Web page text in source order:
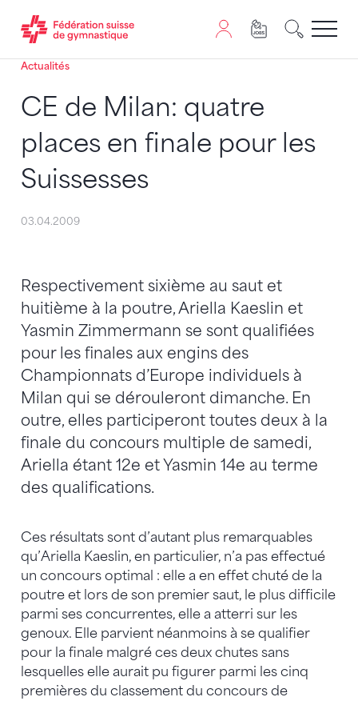
Passer au contenu
Naviguer vers le plan du siten
JavaScript est nécessaire pour naviguer sur ce site.
Actualités
CE de Milan: quatre
places en finale pour les
Suissesses
03.04.2009
Respectivement sixième au saut et
huitième à la poutre, Ariella Kaeslin et
Yasmin Zimmermann se sont qualifiées
pour les finales aux engins des
Championnats d’Europe individuels à
Milan qui se dérouleront dimanche. En
outre, elles participeront toutes deux à la
finale du concours multiple de samedi,
Ariella étant 12e et Yasmin 14e au terme
des qualifications.
Ces résultats sont d’autant plus remarquables
qu’Ariella Kaeslin, en particulier, n’a pas effectué
un concours optimal : elle a en effet chuté de la
poutre et lors de son premier saut, le plus difficile
parmi ses concurrentes, elle a atterri sur les
genoux. Elle parvient néanmoins à se qualifier
pour la finale malgré ces deux chutes sans
lesquelles elle aurait pu figurer parmi les cinq
premières du classement du concours de